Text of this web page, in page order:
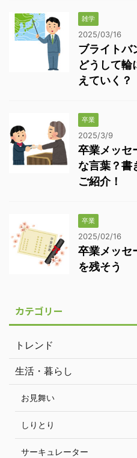
雑学
2025/03/16
ブライトバ
どうして輪
えていく？
卒業
2025/3/9
卒業メッセ
な言葉？書
ご紹介！
卒業
2025/02/16
卒業メッセ
を残そう
カテゴリー
トレンド
生活・暮らし
お見舞い
しりとり
サーキュレーター